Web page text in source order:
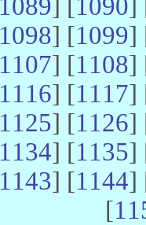
1089] [1090]
1098] [1099]
1107] [1108]
1116] [1117]
1125] [1126]
1134] [1135]
1143] [1144]
[